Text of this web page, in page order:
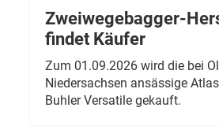
Zweiwegebagger-
findet Käufer
Zum 01.09.2026 wird die bei
Niedersachsen ansässige
Buhler Versatile gekauft.